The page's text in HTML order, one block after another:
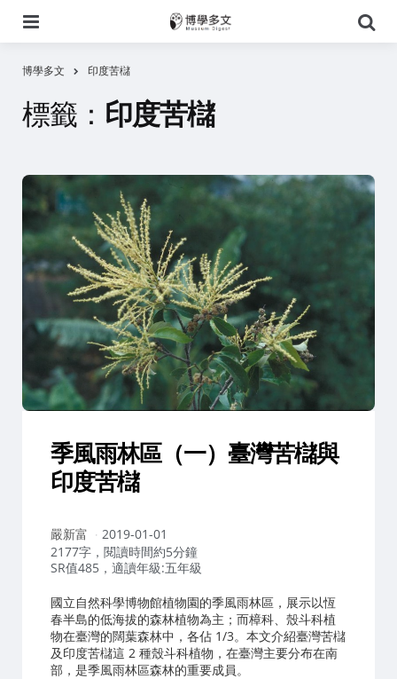
尋
博學多文 印度苦櫧
標籤： 印度苦櫧
季風雨林區（一）臺灣苦櫧與
印度苦櫧
作
者：
嚴新富
2019-01-01
2177字，閱讀時間約5分鐘
SR值485，適讀年級:五年級
國立自然科學博物館植物園的季風雨林區，展示以恆
春半島的低海拔的森林植物為主；而樟科、殼斗科植
物在臺灣的闊葉森林中，各佔 1/3。本文介紹臺灣苦櫧
及印度苦櫧這 2 種殼斗科植物，在臺灣主要分布在南
部，是季風雨林區森林的重要成員。